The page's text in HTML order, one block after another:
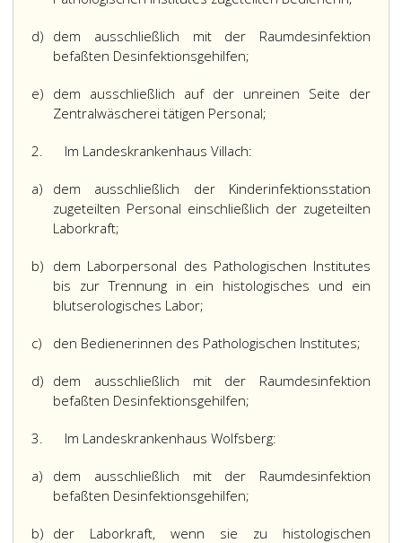
d) dem ausschließlich mit der Raumdesinfektion
befaßten Desinfektionsgehilfen;
e) dem ausschließlich auf der unreinen Seite der
Zentralwäscherei tätigen Personal;
2. Im Landeskrankenhaus Villach:
a)
dem ausschließlich der Kinderinfektionsstation
zugeteilten Personal einschließlich der zugeteilten
Laborkraft;
b) dem Laborpersonal des Pathologischen Institutes
bis zur Trennung in ein histologisches und ein
blutserologisches Labor;
c) den Bedienerinnen des Pathologischen Institutes;
d) dem ausschließlich mit der Raumdesinfektion
befaßten Desinfektionsgehilfen;
3. Im Landeskrankenhaus Wolfsberg:
a)
dem ausschließlich mit der Raumdesinfektion
befaßten Desinfektionsgehilfen;
b) der Laborkraft, wenn sie zu histologischen